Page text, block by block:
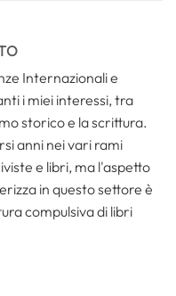
Internazionali e
i miei interessi, tra
storico e la scrittura.
anni nei vari rami
e libri, ma l'aspetto
in questo settore è
compulsiva di libri